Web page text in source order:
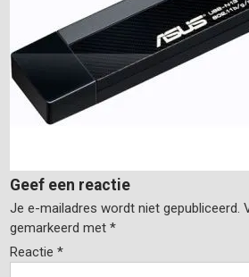
Geef een reactie
Je e-mailadres wordt niet gepubliceerd.
gemarkeerd met*
Reactie*